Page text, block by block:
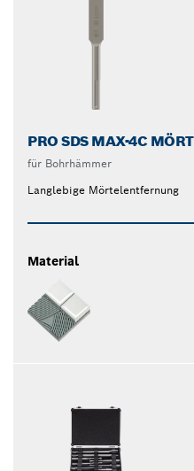
PRO SDS MAX-4C
für Bohrhämmer
Langlebige Mörtelentfernung
Material